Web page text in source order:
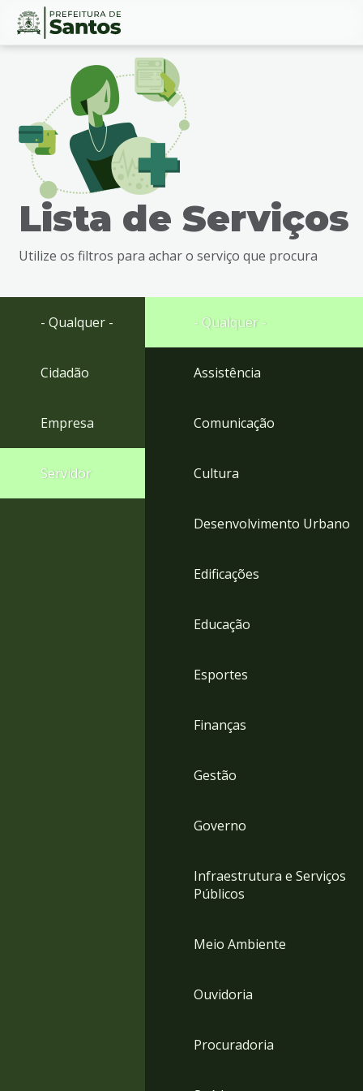
Ir
busca
Ir
Conteúdo
Lista de Serviços
Utilize os filtros para achar o serviço que procura
- Qualquer -
Cidadão
Empresa
Servidor
- Qualquer -
Assistência
Comunicação
Cultura
Desenvolvimento Urbano
Edificações
Educação
Esportes
Finanças
Gestão
Governo
Infraestrutura e Serviços
Públicos
Meio Ambiente
Ouvidoria
Procuradoria